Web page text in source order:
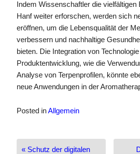
Indem Wissenschaftler die vielfältigen
Hanf weiter erforschen, werden sich
eröffnen, um die Lebensqualität der
verbessern und nachhaltige
bieten. Die Integration von
Produktentwicklung, wie die
Analyse von Terpenprofilen, könnte
neue Anwendungen in der
Posted inAllgemein
Beitragsnavigation
« Schutz der digitalen